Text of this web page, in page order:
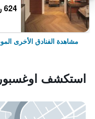
624 ﷼
مشاهدة الفنادق الأخرى
استكشف